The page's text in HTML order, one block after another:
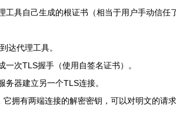
具自己生成的根证书（相当于用户手动信任了
达代理工具。
一次TLS握手（使用自签名证书）。
务器建立另一个TLS连接。
拥有两端连接的解密密钥，可以对明文的请